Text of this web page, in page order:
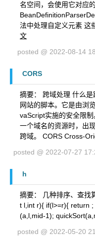
名空间，会使用它对应
法中处理自定义元素 这
文
posted @ 2022-08-14
CORS
摘要： 跨域处理 什么
网站的脚本。它是由浏
vaScript实施的安全限
一个域名的资源时，出
跨域。 CORS Cross-
posted @ 2022-07-27
h
摘要： 几种排序、查找
t l,int r){ if(l>=r){ return
(a,l,mid-1);
posted @ 2022-05-20